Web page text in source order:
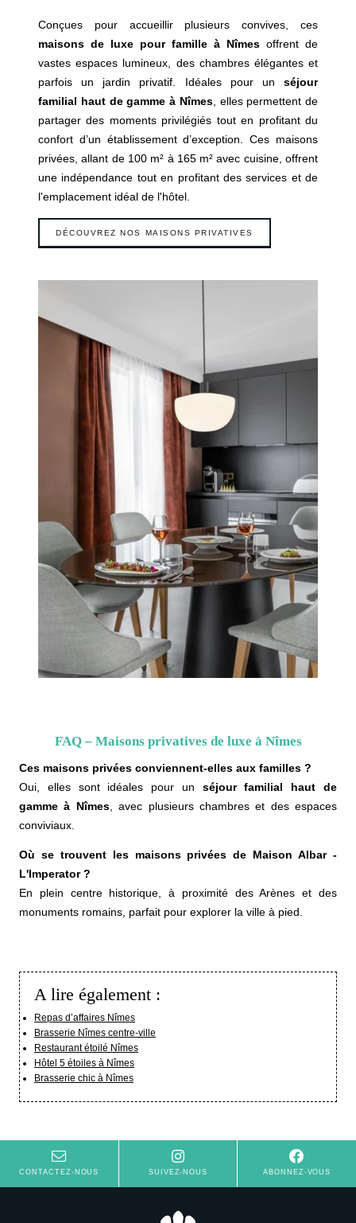
Conçues pour accueillir plusieurs convives, ces
maisons de luxe pour famille à Nîmes offrent de
vastes espaces lumineux, des chambres élégantes et
parfois un jardin privatif. Idéales pour un séjour
familial haut de gamme à Nîmes, elles permettent de
partager des moments privilégiés tout en profitant du
confort d’un établissement d’exception. Ces maisons
privées, allant de 100 m² à 165 m² avec cuisine, offrent
une indépendance tout en profitant des services et de
l'emplacement idéal de l'hôtel.
DÉCOUVREZ NOS MAISONS PRIVATIVES
FAQ – Maisons privatives de luxe à Nîmes
Ces maisons privées conviennent-elles aux familles ?
Oui, elles sont idéales pour un séjour familial haut de
gamme à Nîmes, avec plusieurs chambres et des espaces
conviviaux.
Où se trouvent les maisons privées de Maison Albar -
L'Imperator ?
En plein centre historique, à proximité des Arènes et des
monuments romains, parfait pour explorer la ville à pied.
A lire également :
Repas d’affaires Nîmes
Brasserie Nîmes centre-ville
Restaurant étoilé Nîmes
Hôtel 5 étoiles à Nîmes
Brasserie chic à Nîmes
CONTACTEZ-NOUS SUIVEZ-NOUS ABONNEZ-VOUS
Français
Español
English
中国
Suites
Maisons
Spa
Gastronomie par Pierre Gagnaire
Brasserie par Pierre Gagnaire
Bar Hemingway
Saison estivale
Feria des Vendanges ♫
Séminaires & Événements
Famille